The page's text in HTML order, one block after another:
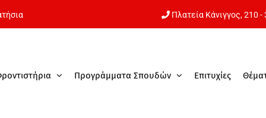
Πλατεία Κάνιγγος,210 -
Προγράμματα Σπουδών Επιτυχίες